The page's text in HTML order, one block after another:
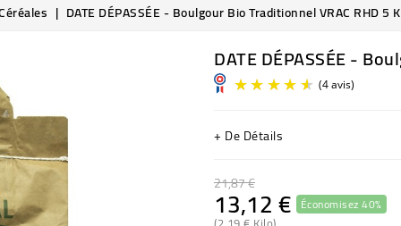
DATE DÉPASSÉE - Boulgour Bio Traditionnel VRAC RHD 5
DATE DÉPASSÉE -
+ De Détails
21,87 €
13,12 € Économisez 40%